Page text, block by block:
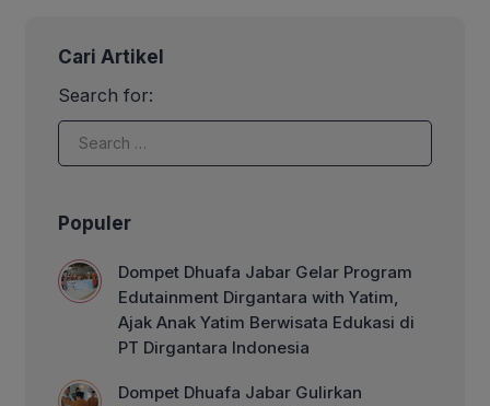
bulan yang penuh berkah ini. Hukum
muakkad, yang sangat […]
Cari Artikel
Search for:
Populer
Dompet Dhuafa Jabar Gelar Program
Edutainment Dirgantara with Yatim,
Ajak Anak Yatim Berwisata Edukasi di
PT Dirgantara Indonesia
Dompet Dhuafa Jabar Gulirkan